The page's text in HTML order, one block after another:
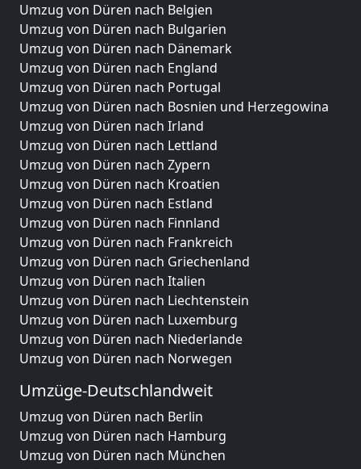
Umzug von Düren nach Belgien
Umzug von Düren nach Bulgarien
Umzug von Düren nach Dänemark
Umzug von Düren nach England
Umzug von Düren nach Portugal
Umzug von Düren nach Bosnien und Herzegowina
Umzug von Düren nach Irland
Umzug von Düren nach Lettland
Umzug von Düren nach Zypern
Umzug von Düren nach Kroatien
Umzug von Düren nach Estland
Umzug von Düren nach Finnland
Umzug von Düren nach Frankreich
Umzug von Düren nach Griechenland
Umzug von Düren nach Italien
Umzug von Düren nach Liechtenstein
Umzug von Düren nach Luxemburg
Umzug von Düren nach Niederlande
Umzug von Düren nach Norwegen
Umzüge-Deutschlandweit
Umzug von Düren nach Berlin
Umzug von Düren nach Hamburg
Umzug von Düren nach München